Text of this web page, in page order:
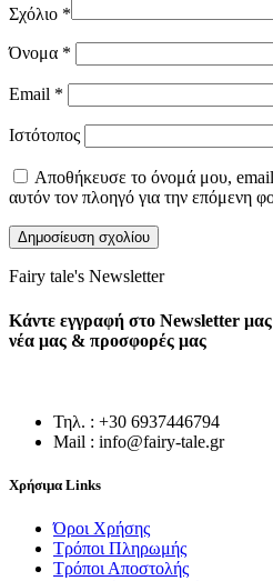
Σχόλιο *
Όνομα *
Email *
Ιστότοπος
Αποθήκευσε το όνομά μου,
αυτόν τον πλοηγό για την επόμενη
Fairy tale's Newsletter
Κάντε εγγραφή στο Newsletter μας
νέα μας & προσφορές μας
Τηλ. : +30 6937446794
Mail : info@fairy-tale.gr
Χρήσιμα Links
Όροι Χρήσης
Τρόποι Πληρωμής
Τρόποι Αποστολής